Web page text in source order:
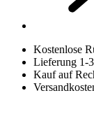
Kostenlose
Lieferung 1-
Kauf auf